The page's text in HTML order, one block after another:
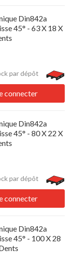
Din842a
45° - 63 X 18 X
par dépôt
connecter
Din842a
45° - 80 X 22 X
par dépôt
connecter
Din842a
45° - 100 X 28